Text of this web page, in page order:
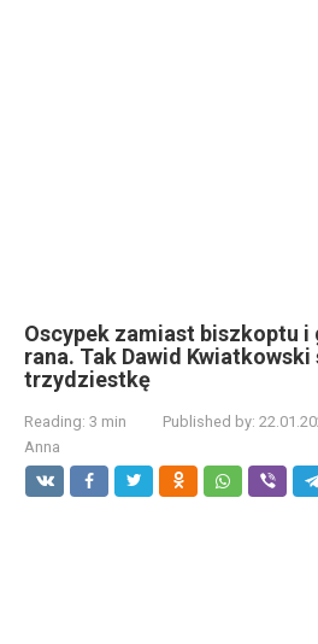
Oscypek zamiast biszkoptu
rana. Tak Dawid Kwiatkowski
trzydziestkę
Reading: 3 min Published by:
Anna